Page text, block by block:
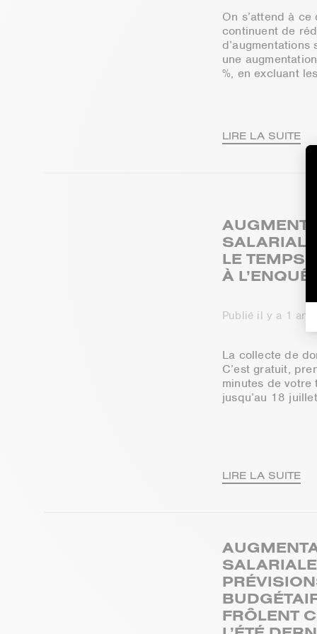
On s’attend à
continuent de
une
%, en excluant
LIRE LA SUITE
LE TEMPS
À
Publié il y a 1
La collecte de
C’est gratuit,
minutes de votre
jusqu’au 18
LIRE LA SUITE
FRÔLENT